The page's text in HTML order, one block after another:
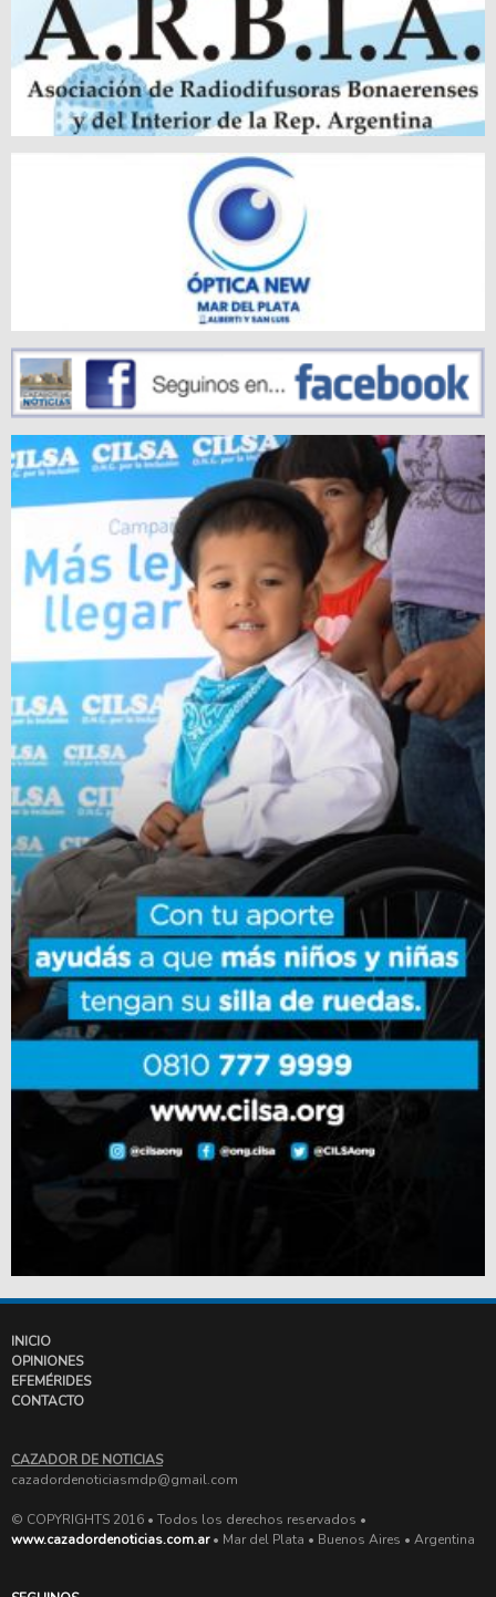
INICIO
OPINIONES
EFEMÉRIDES
CONTACTO
CAZADOR DE NOTICIAS
cazadordenoticiasmdp@gmail.com
© COPYRIGHTS 2016 • Todos los derechos reservados •
www.cazadordenoticias.com.ar• Mar del Plata • Buenos Aires • Argentina